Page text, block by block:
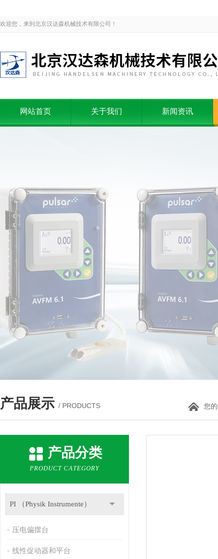
欢迎您，来到北京汉达森机械技术有限公司！
网站首页 关于我们 新闻资讯
产品展示 / PRODUCTS 您
产品分类
PRODUCT CATEGORY
PI （Physik Instrumente）
压电偏摆台
线性促动器和平台